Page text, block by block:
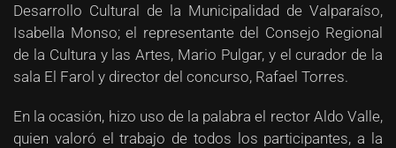
Desarrollo Cultural de la Municipalidad de Valparaíso,
Isabella Monso; el representante del Consejo Regional
de la Cultura y las Artes, Mario Pulgar, y el curador de la
sala El Farol y director del concurso, Rafael Torres.
En la ocasión, hizo uso de la palabra el rector Aldo Valle,
quien valoró el trabajo de todos los participantes, a la